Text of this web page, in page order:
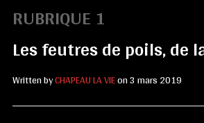
RUBRIQUE 1
Les feutres de poils, de
Written byCHAPEAU LA VIEon3 mars 2019